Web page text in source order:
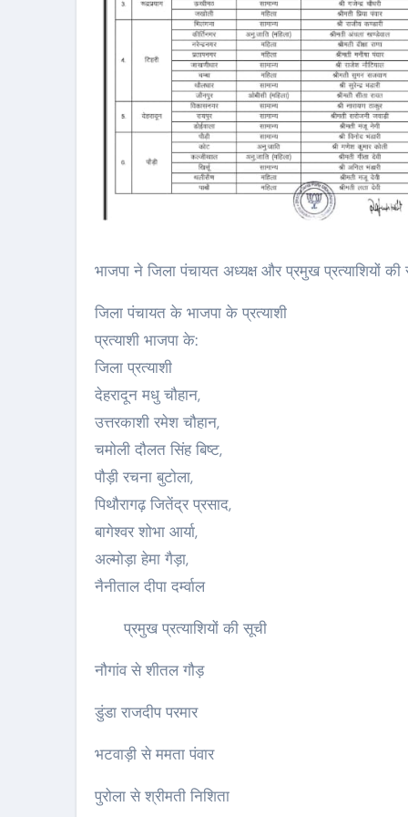
भाजपा ने जिला पंचायत अध्यक्ष और प्रमुख प्रत्याशियों
जिला पंचायत के भाजपा के प्रत्याशी
प्रत्याशी भाजपा के:
जिला प्रत्याशी
देहरादून मधु चौहान,
उत्तरकाशी रमेश चौहान,
चमोली दौलत सिंह बिष्ट,
पौड़ी रचना बुटोला,
पिथौरागढ़ जितेंद्र प्रसाद,
बागेश्वर शोभा आर्या,
अल्मोड़ा हेमा गैड़ा,
नैनीताल दीपा दर्म्वाल
प्रमुख प्रत्याशियों की सूची
नौगांव से शीतल गौड़
डुंडा राजदीप परमार
भटवाड़ी से ममता पंवार
पुरोला से श्रीमती निशिता
Aug 4,
घेरे में
2026